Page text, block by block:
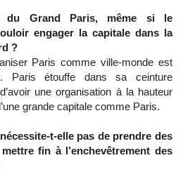
du Grand Paris, même si le
engager la capitale dans la
?
Paris comme ville-monde est
Paris étouffe dans sa ceinture
une organisation à la hauteur
grande capitale comme Paris.
t-elle pas de prendre des
fin à l’enchevêtrement des